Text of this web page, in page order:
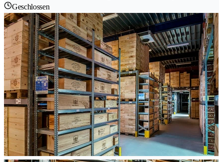
Geschlossen